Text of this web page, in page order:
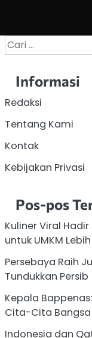
Cari
untuk:
Informasi
Redaksi
Tentang Kami
Kontak
Kebijakan Privasi
Pos-pos
Kuliner Viral
untuk UMKM
Persebaya Raih
Tundukkan Persib
Kepala
Cita-Cita Bangsa
Indonesia dan